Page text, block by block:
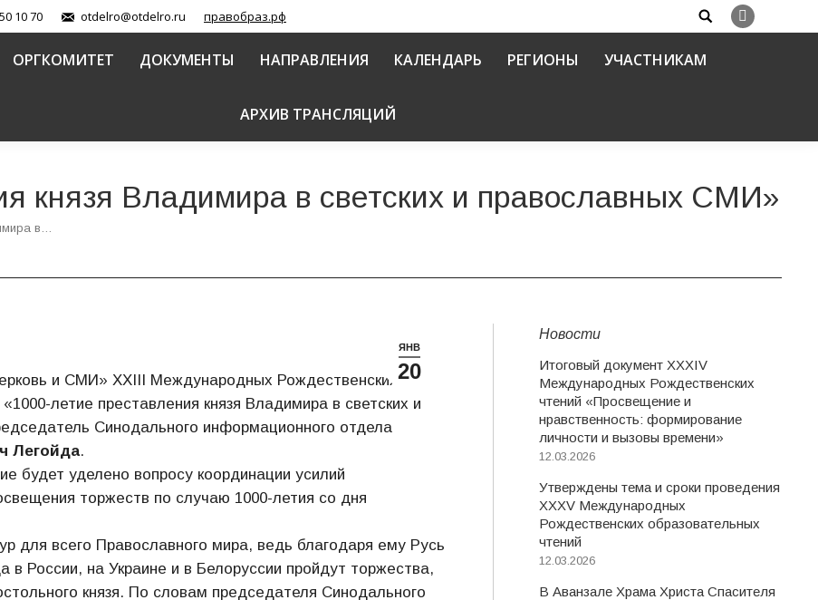
10 70 otdelro@otdelro.ru правобраз.рф Search:
Вконтакте
ОРГКОМИТЕТ ДОКУМЕНТЫ НАПРАВЛЕНИЯ КАЛЕНДАРЬ РЕГИОНЫ УЧАСТНИКАМ
АРХИВ ТРАНСЛЯЦИЙ
князя Владимира в светских и православных СМИ»
в…
ЯНВ
20
и СМИ» ХХIII Международных Рождественских
летие преставления князя Владимира в светских и
Синодального информационного отдела
Легойда.
будет уделено вопросу координации усилий
торжеств по случаю 1000-летия со дня
для всего Православного мира, ведь благодаря ему Русь
в России, на Украине и в Белоруссии пройдут торжества,
князя. По словам председателя Синодального
Новости
Итоговый документ XXХIV
Международных Рождественских
чтений «Просвещение и
нравственность: формирование
личности и вызовы времени»
12.03.2026
Утверждены тема и сроки проведения
XXXV Международных
Рождественских образовательных
чтений
12.03.2026
В Аванзале Храма Христа Спасителя